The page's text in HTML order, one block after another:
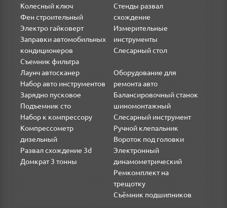
Колесный ключ
Фен строительный
Электро гайковерт
Заправки автомобильных
кондиционеров
Съемник фильтра
Стенды развал
схождение
Измерительные
инструменты
Слесарный стол
Лаунч автосканер
Набор авто инструментов
Зарядно пусковое
Подъемник сто
Набор к компрессору
Компрессометр
дизельный
Развал схождение 3d
Домкрат 3 тонны
Оборудование для
ремонта авто
Балансировочный станок
шиномонтажный
Слесарный инструмент
Ручной клепальник
Вороток под головки
Электронный
динамометрический
Ремкомплект на
трещотку
Съёмник подшипников